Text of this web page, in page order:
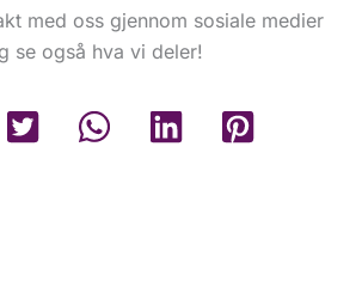
med oss gjennom sosiale medier
se også hva vi deler!